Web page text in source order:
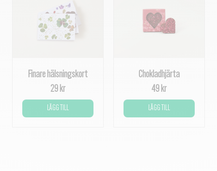
Finare hälsningskort
29 kr
LÄGG TILL
Chokladhjärta
49 kr
LÄGG TILL